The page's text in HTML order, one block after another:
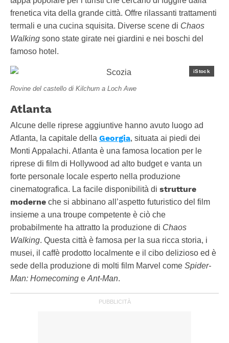
frenetica vita della grande città. Offre rilassanti trattamenti
termali e una cucina squisita. Diverse scene di Chaos
Walking sono state girate nei giardini e nei boschi del
famoso hotel.
iStock
Rovine del castello di Kilchurn a Loch Awe
Atlanta
Alcune delle riprese aggiuntive hanno avuto luogo ad
Atlanta, la capitale della Georgia, situata ai piedi dei
Monti Appalachi. Atlanta è una famosa location per le
riprese di film di Hollywood ad alto budget e vanta un
forte personale locale esperto nella produzione
cinematografica. La facile disponibilità di strutture
moderne che si abbinano all’aspetto futuristico del film
insieme a una troupe competente è ciò che
probabilmente ha attratto la produzione di Chaos
Walking. Questa città è famosa per la sua ricca storia, i
musei, il caffè prodotto localmente e il cibo delizioso ed è
sede della produzione di molti film Marvel come Spider-
Man: Homecoming e Ant-Man.